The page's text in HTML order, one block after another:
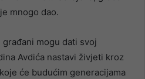
mnogo dao.
mogu dati svoj
Avdića nastavi živjeti kroz
će budućim generacijama